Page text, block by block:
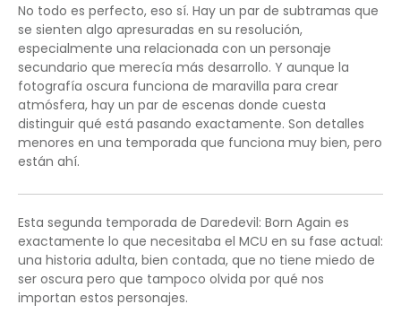
No todo es perfecto, eso sí. Hay un par de subtramas que
se sienten algo apresuradas en su resolución,
especialmente una relacionada con un personaje
secundario que merecía más desarrollo. Y aunque la
fotografía oscura funciona de maravilla para crear
atmósfera, hay un par de escenas donde cuesta
distinguir qué está pasando exactamente. Son detalles
menores en una temporada que funciona muy bien, pero
están ahí.
Esta segunda temporada de Daredevil: Born Again es
exactamente lo que necesitaba el MCU en su fase actual:
una historia adulta, bien contada, que no tiene miedo de
ser oscura pero que tampoco olvida por qué nos
importan estos personajes.